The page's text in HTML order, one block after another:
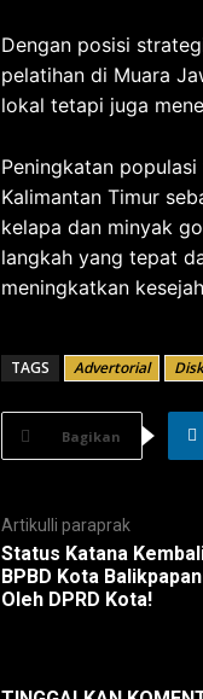
Dengan posisi
pelatihan di Muara
lokal tetapi juga
Peningkatan
Kalimantan Timur
kelapa dan minyak
langkah yang tepat
meningkatkan
TAGS Advertorial
Bagikan
Artikulli paraprak
Status Katana
BPBD Kota
Oleh DPRD Kota!